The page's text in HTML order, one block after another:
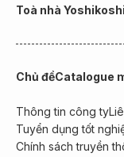
Toà nhà
Chủ đềCatalogue
Thông tin công ty
Tuyển dụng tốt
Chính sách truyền